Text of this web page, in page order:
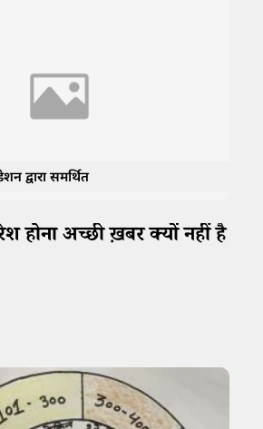
द्वारा समर्थित
होना अच्छी ख़बर क्यों नहीं है